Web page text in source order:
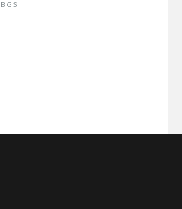
BGS